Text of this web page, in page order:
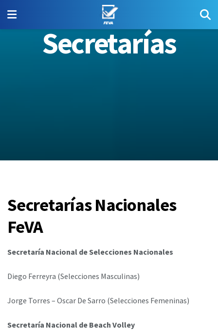
Secretarías
Secretarías Nacionales
FeVA
Secretaría Nacional de Selecciones Nacionales
Diego Ferreyra (Selecciones Masculinas)
Jorge Torres – Oscar De Sarro (Selecciones Femeninas)
Secretaría Nacional de Beach Volley